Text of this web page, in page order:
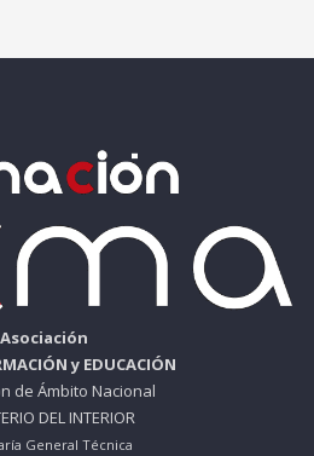
Asociación
y EDUCACIÓN
de Ámbito Nacional
DEL INTERIOR
General Técnica